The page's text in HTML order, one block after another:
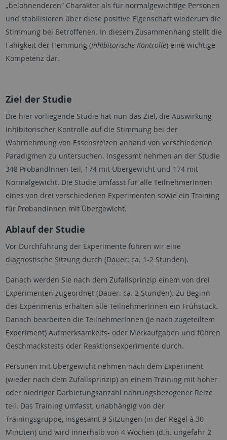
„belohnenderen“ Charakter als für normalgewichtige Personen
und stabilisieren über diese positive Eigenschaft wiederum die
Stimmung bei Betroffenen. In diesem Zusammenhang stellt die
Fähigkeit der Hemmung (inhibitorische Kontrolle) eine wichtige
Kompetenz dar.
Ziel der Studie
Die hier vorliegende Studie hat nun das Ziel, die Auswirkung
inhibitorischer Kontrolle auf die Stimmung bei der
Wahrnehmung von Essensreizen anhand von verschiedenen
Paradigmen zu untersuchen. Insgesamt nehmen an der Studie
348 ProbandInnen teil, 174 mit Übergewicht und 174 mit
Normalgewicht. Die Studie umfasst für alle TeilnehmerInnen
eines von drei verschiedenen Experimenten sowie ein Training
für ProbandInnen mit Übergewicht.
Ablauf der Studie
Vor Durchführung der Experimente führen wir eine
diagnostische Sitzung durch (Dauer: ca. 1-2 Stunden).
Danach werden Sie nach dem Zufallsprinzip einem von drei
Experimenten zugeordnet (Dauer: ca. 2 Stunden). Zu Beginn
des Experiments erhalten alle TeilnehmerInnen ein Frühstück.
Danach bearbeiten die TeilnehmerInnen (je nach zugeteiltem
Experiment) Aufmerksamkeits- oder Merkaufgaben und führen
Geschmackstests oder Reaktionsexperimente durch.
Personen mit Übergewicht nehmen nach dem Experiment
(wieder nach dem Zufallsprinzip) an einem Training mit hoher
oder niedriger Darbietungsanzahl nahrungsbezogener Reize
teil. Das Training umfasst, unabhängig von der
Trainingsgruppe, insgesamt 9 Sitzungen (in der Regel à 30
Minuten) und wird innerhalb von 4 Wochen (d.h. ungefähr 2